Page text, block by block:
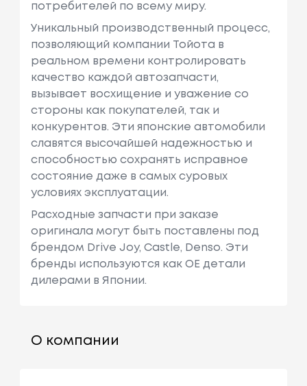
потребителей по всему миру.
Уникальный производственный процесс,
позволяющий компании Тойота в
реальном времени контролировать
качество каждой автозапчасти,
вызывает восхищение и уважение со
стороны как покупателей, так и
конкурентов. Эти японские автомобили
славятся высочайшей надежностью и
способностью сохранять исправное
состояние даже в самых суровых
условиях эксплуатации.
Расходные запчасти при заказе
оригинала могут быть поставлены под
брендом Drive Joy, Castle, Denso. Эти
бренды используются как ОЕ детали
дилерами в Японии.
О компании